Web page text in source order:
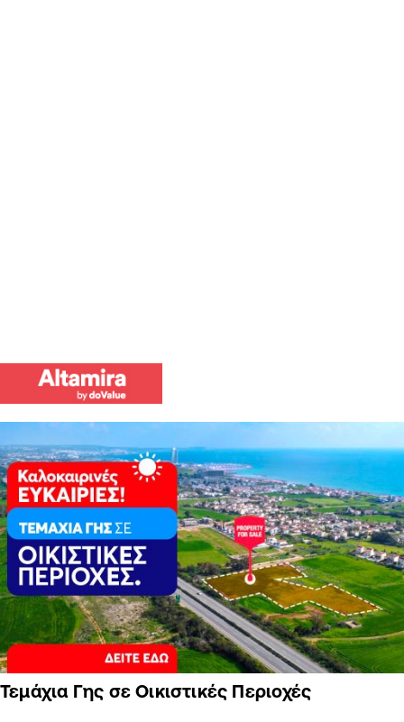
Τεμάχια Γης σε Οικιστικές Περιοχές